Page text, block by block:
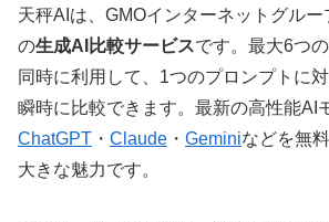
天秤AIは、GMOインターネットグル
の生成AI比較サービスです。最大6つ
同時に利用して、1つのプロンプトに
瞬時に比較できます。最新の高性能AI
ChatGPT ・ Claude ・ Geminiなどを無
大きな魅力です。